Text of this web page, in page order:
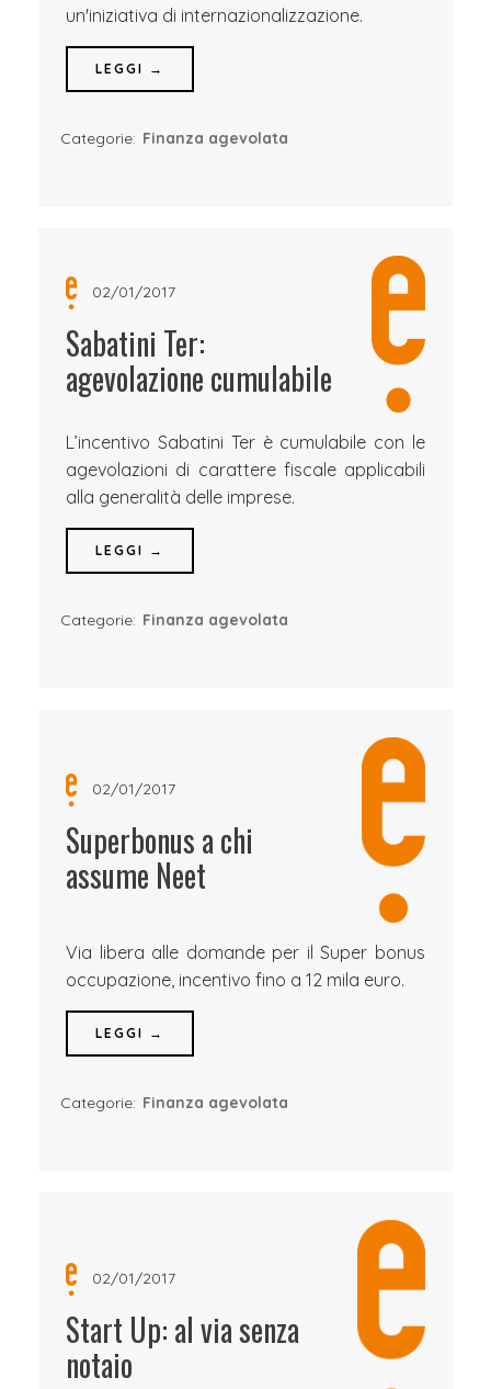
un'iniziativa di internazionalizzazione.
LEGGI →
Categorie: Finanza agevolata
02/01/2017
Sabatini Ter:
agevolazione cumulabile
L’incentivo Sabatini Ter è cumulabile con le
agevolazioni di carattere fiscale applicabili
alla generalità delle imprese.
LEGGI →
Categorie: Finanza agevolata
02/01/2017
Superbonus a chi
assume Neet
Via libera alle domande per il Super bonus
occupazione, incentivo fino a 12 mila euro.
LEGGI →
Categorie: Finanza agevolata
02/01/2017
Start Up: al via senza
notaio